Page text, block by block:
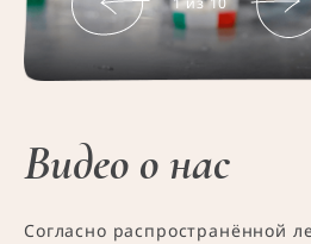
Видео о нас
Согласно распространённой